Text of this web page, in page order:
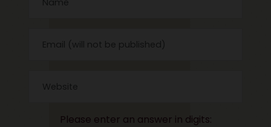
Please enter an answer in digits: